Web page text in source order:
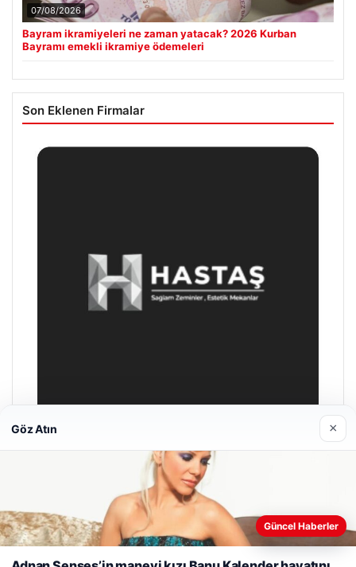
07/08/2026
Bayram ikramiyeleri ne zaman yatacak? 2026 Kurban
Bayramı emekli ikramiye ödemeleri
Son Eklenen Firmalar
Enes Kaplan Avukatlık Bürosu
Web sitemizi nasıl kullandığınızı daha iyi anlayabilmek,
deneyiminizi kişiselleştirmek ve geliştirmek amacıyla çerezler
kullanıyoruz.
Çerez Politikamız
Göz Atın ×
Güncel Haberler